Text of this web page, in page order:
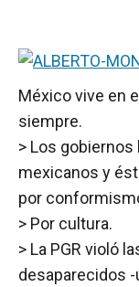
México vive en
siempre.
> Los
mexicanos y
por
> Por cultura.
> La PGR violó
desaparecidos